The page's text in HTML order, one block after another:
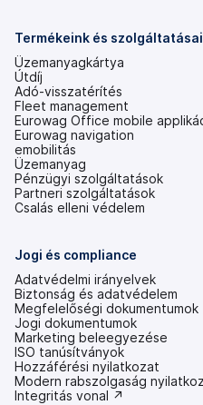
Termékeink és
Üzemanyagkártya
Útdíj
Adó-visszatérítés
Fleet management
Eurowag Office mobile
Eurowag navigation
emobilitás
Üzemanyag
Pénzügyi szolgáltatások
Partneri szolgáltatások
Csalás elleni védelem
Jogi és compliance
Adatvédelmi irányelvek
Biztonság és adatvédelem
Megfelelőségi dokumentumok
Jogi dokumentumok
Marketing beleegyezése
ISO tanúsítványok
Hozzáférési nyilatkozat
(új
lapon
Modern rabszolgaság
(új
Integritás vonal ↗